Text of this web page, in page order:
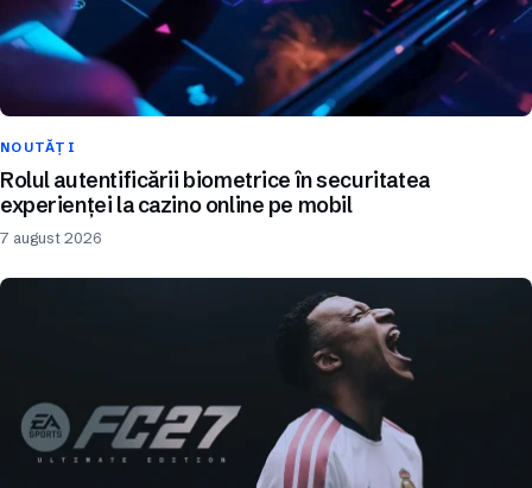
NOUTĂȚI
Rolul autentificării biometrice în securitatea
experienței la cazino online pe mobil
7 august 2026